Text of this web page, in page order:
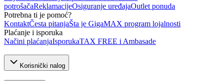
potrošačaReklamacijeOsiguranje uređajaOutlet ponuda
Potrebna ti je pomoć?
KontaktČesta pitanjaŠta je GigaMAX program lojalnosti
Plaćanje i isporuka
Načini plaćanjaIsporukaTAX FREE i Ambasade
Korisnički nalog